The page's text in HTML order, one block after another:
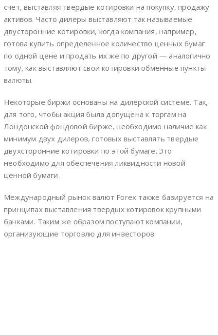
счет, выставляя твердые котировки на покупку, продажу
активов. Часто дилеры выставляют так называемые
двусторонние котировки, когда компания, например,
готова купить определенное количество ценных бумаг
по одной цене и продать их же по другой — аналогично
тому, как выставляют свои котировки обменные пункты
валюты.
Некоторые биржи основаны на дилерской системе. Так,
для того, чтобы акция была допущена к торгам на
Лондонской фондовой бирже, необходимо наличие как
минимум двух дилеров, готовых выставлять твердые
двухсторонние котировки по этой бумаге. Это
необходимо для обеспечения ликвидности новой
ценной бумаги.
Международный рынок валют Forex также базируется на
принципах выставления твердых котировок крупными
банками. Таким же образом поступают компании,
организующие торговлю для инвесторов.